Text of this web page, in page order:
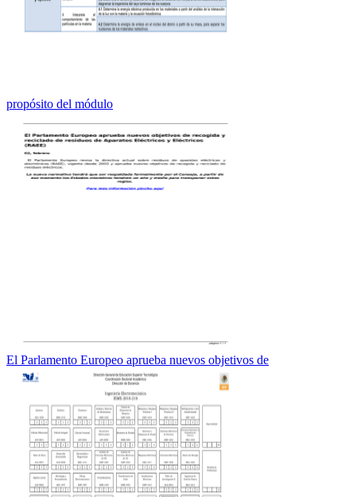
propósito del módulo
El Parlamento Europeo aprueba nuevos objetivos de